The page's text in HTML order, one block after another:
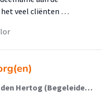
het veel cliënten …
Joanna Eveleens (Student); Ria den Hertog (Begeleider); Jeanette den Uil-Westerlaken (Begeleider)